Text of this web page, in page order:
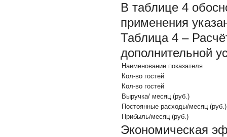
В таблице 4
применения
Таблица 4 –
дополнительной
Наименование показателя
Кол-во гостей
Кол-во гостей
Выручка/ месяц (руб.)
Постоянные расходы/месяц (руб.)
Прибыль/месяц (руб.)
Экономическая